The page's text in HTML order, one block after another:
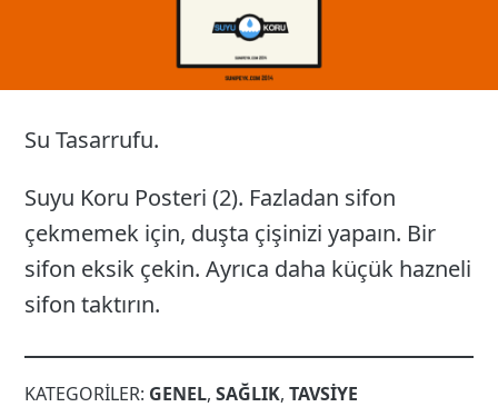
Su Tasarrufu.
Suyu Koru Posteri (2). Fazladan sifon
çekmemek için, duşta çişinizi yapaın. Bir
sifon eksik çekin. Ayrıca daha küçük hazneli
sifon taktırın.
KATEGORILER: GENEL,SAĞLIK,TAVSIYE